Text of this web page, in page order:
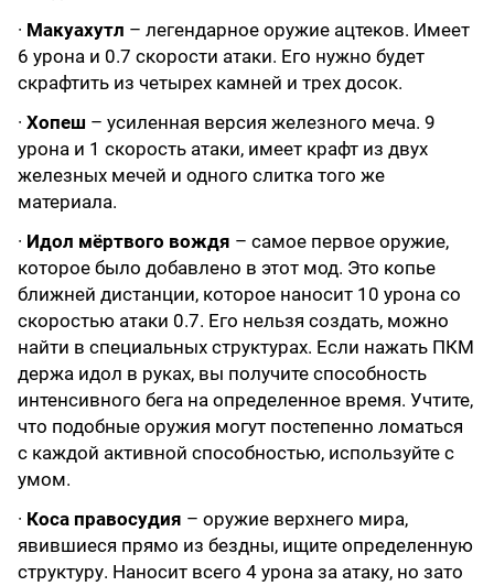
· Макуахутл – легендарное оружие ацтеков. Имеет
6 урона и 0.7 скорости атаки. Его нужно будет
скрафтить из четырех камней и трех досок.
· Хопеш – усиленная версия железного меча. 9
урона и 1 скорость атаки, имеет крафт из двух
железных мечей и одного слитка того же
материала.
· Идол мёртвого вождя – самое первое оружие,
которое было добавлено в этот мод. Это копье
ближней дистанции, которое наносит 10 урона со
скоростью атаки 0.7. Его нельзя создать, можно
найти в специальных структурах. Если нажать ПКМ
держа идол в руках, вы получите способность
интенсивного бега на определенное время. Учтите,
что подобные оружия могут постепенно ломаться
с каждой активной способностью, используйте с
умом.
· Коса правосудия – оружие верхнего мира,
явившиеся прямо из бездны, ищите определенную
структуру. Наносит всего 4 урона за атаку, но зато